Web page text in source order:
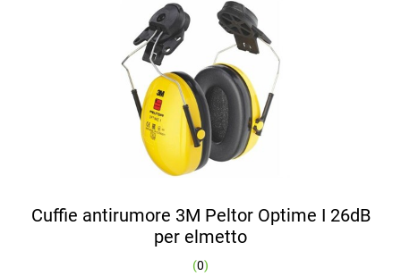
Cuffie antirumore 3M Peltor Optime I 26dB
per elmetto
(0)